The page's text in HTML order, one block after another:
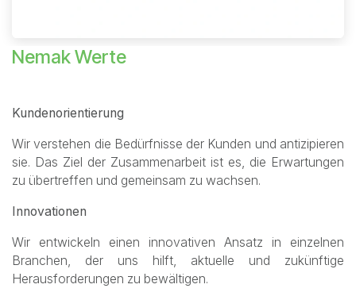
Nemak Werte
Kundenorientierung
Wir verstehen die Bedürfnisse der Kunden und antizipieren
sie. Das Ziel der Zusammenarbeit ist es, die Erwartungen
zu übertreffen und gemeinsam zu wachsen.
Innovationen
Wir entwickeln einen innovativen Ansatz in einzelnen
Branchen, der uns hilft, aktuelle und zukünftige
Herausforderungen zu bewältigen.